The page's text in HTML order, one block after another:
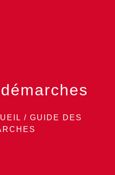
/ GUIDE DES